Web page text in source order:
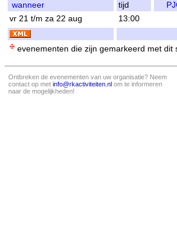
wanneer tijd
vr 21 t/m za 22 aug
13:00
evenementen die zijn gemarkeerd met
Ontbreken de evenementen van uw organisatie? Neem
contact op met info@rkactiviteiten.nl om te informeren
naar de mogelijkheden!